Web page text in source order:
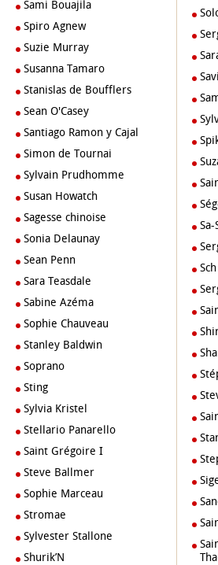
Sami Bouajila
Spiro Agnew
Suzie Murray
Susanna Tamaro
Stanislas de Boufflers
Sean O'Casey
Santiago Ramon y Cajal
Simon de Tournai
Sylvain Prudhomme
Susan Howatch
Sagesse chinoise
Sonia Delaunay
Sean Penn
Sara Teasdale
Sabine Azéma
Sophie Chauveau
Stanley Baldwin
Soprano
Sting
Sylvia Kristel
Stellario Panarello
Saint Grégoire I
Steve Ballmer
Sophie Marceau
Stromae
Sylvester Stallone
Shurik’N
Sch
Saint Grégoire le